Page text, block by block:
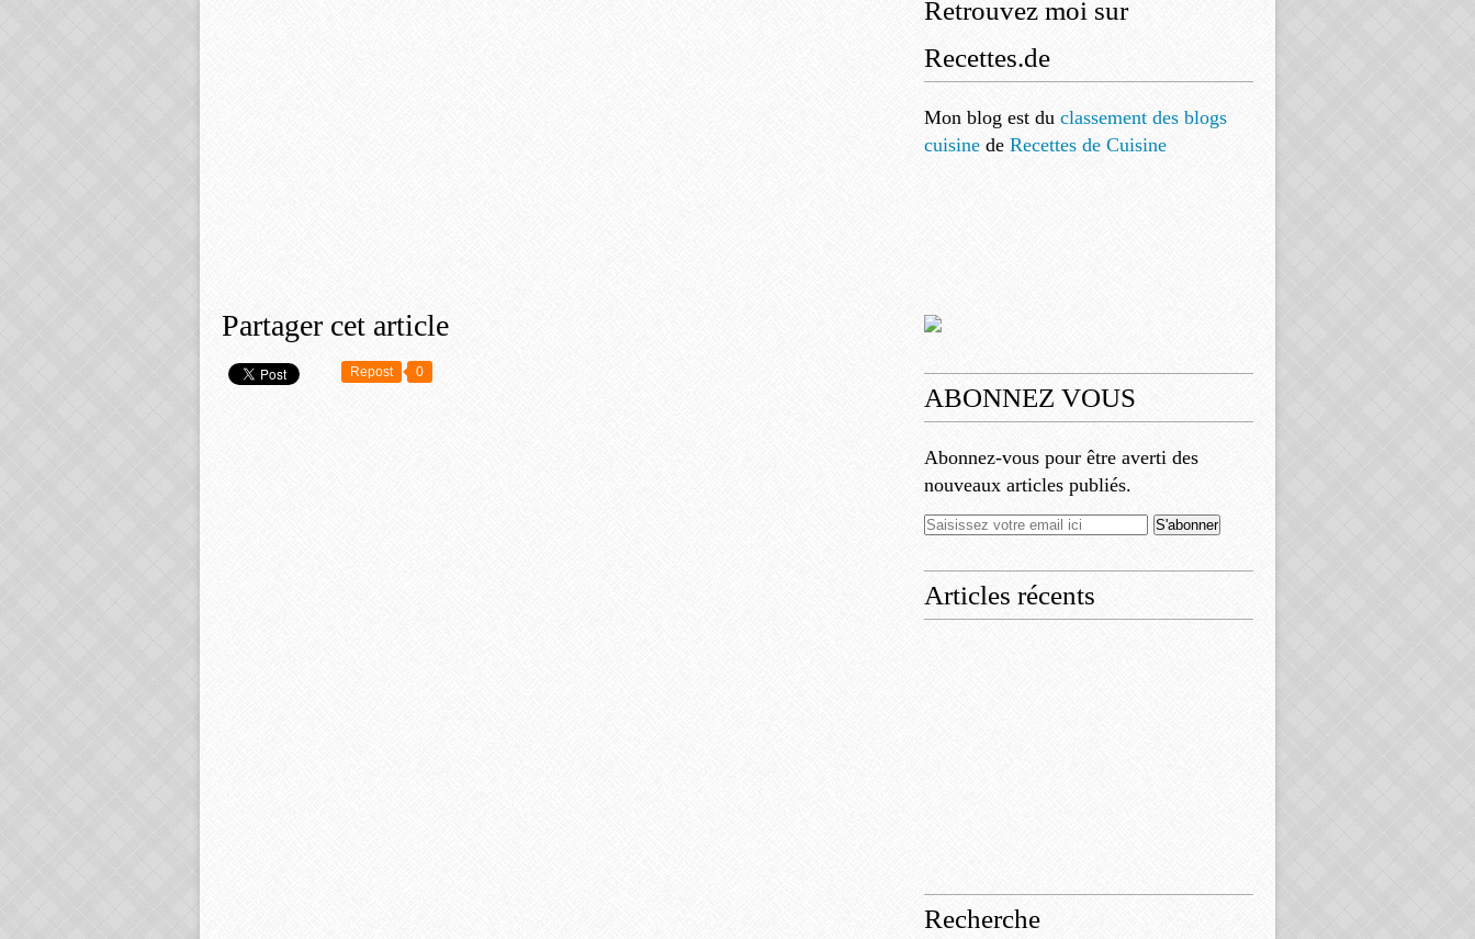
Partager cet article
Repost 0
Retrouvez moi sur
Recettes.de
Mon blog est du classement des blogs
cuisine de Recettes de Cuisine
ABONNEZ VOUS
Abonnez-vous pour être averti des
nouveaux articles publiés.
Articles récents
Recherche